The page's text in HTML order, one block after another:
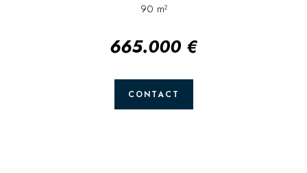
90 m²
665.000 €
CONTACT